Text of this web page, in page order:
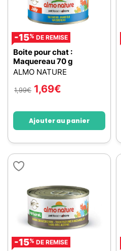
-15% DE REMISE
Boite pour chat :
Maquereau 70 g
ALMO NATURE
1,99€ 1,69€
Ajouter au panier
-15% DE REMISE